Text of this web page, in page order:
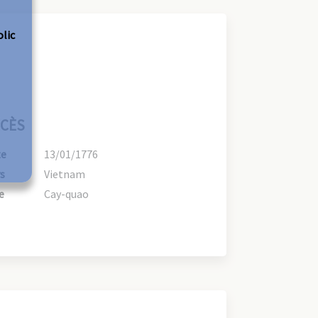
13/01/1776
Vietnam
Cay-quao